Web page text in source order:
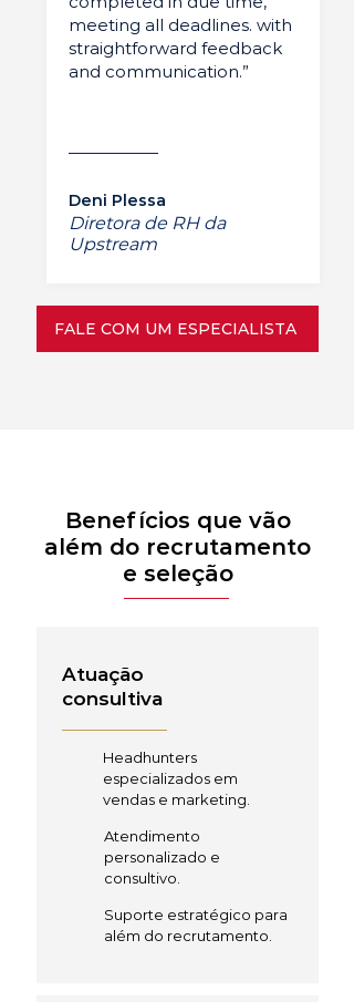
meeting all deadlines. with
straightforward feedback
and communication.”
Deni Plessa
Diretora de RH da
Upstream
FALE COM UM ESPECIALISTA
Benefícios que vão
além do recrutamento
e seleção
Atuação
consultiva
Headhunters
especializados em
vendas e marketing.
Atendimento
personalizado e
consultivo.
Suporte estratégico para
além do recrutamento.